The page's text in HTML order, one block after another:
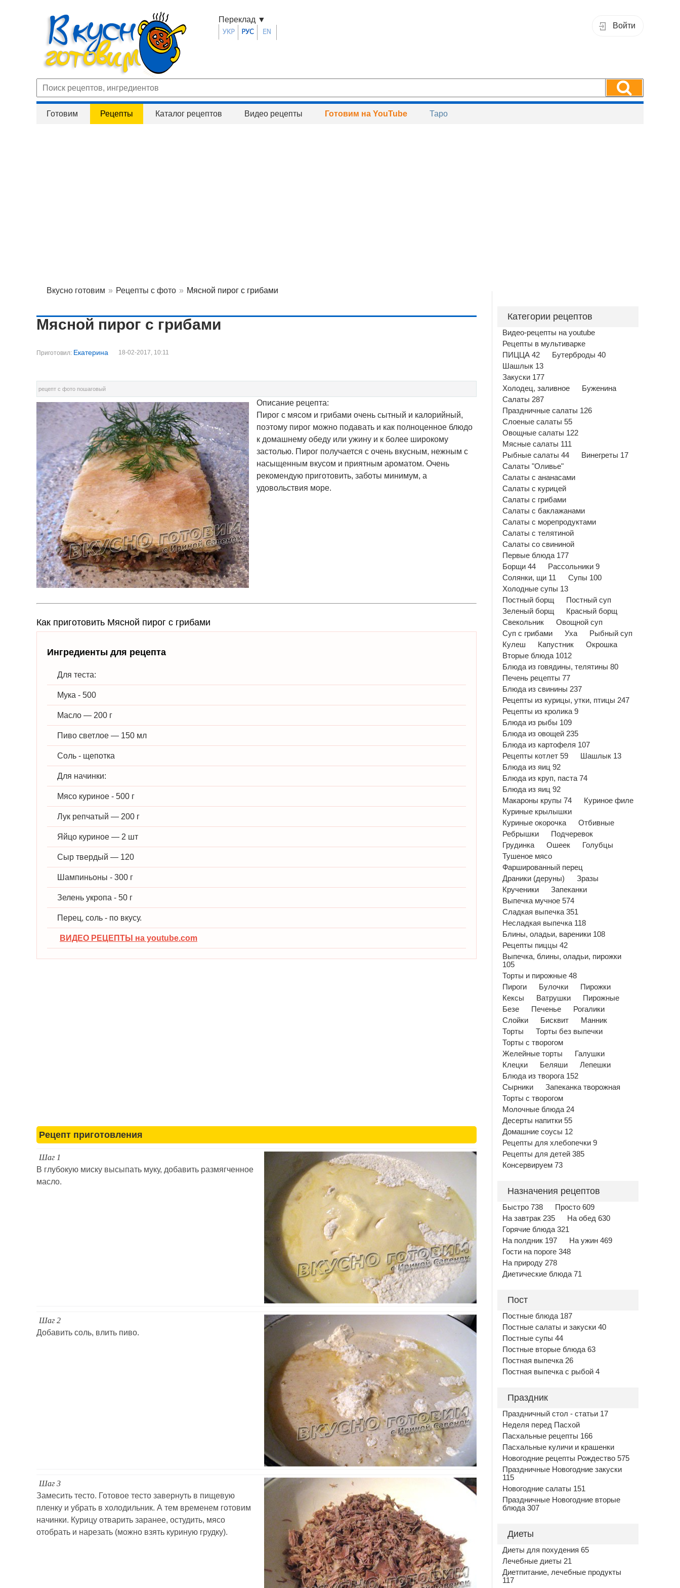
Войти
Переклад ▼
Готовим Рецепты Каталог рецептов Видео рецепты Готовим на YouTube Таро
Вкусно готовим » Рецепты с фото » Мясной пирог с грибами
Мясной пирог с грибами
Приготовил: Екатерина 18-02-2017, 10:11
рецепт с фото пошаговый
Описание рецепта:
Пирог с мясом и грибами очень сытный и калорийный,
поэтому пирог можно подавать и как полноценное блюдо
к домашнему обеду или ужину и к более широкому
застолью. Пирог получается с очень вкусным, нежным с
насыщенным вкусом и приятным ароматом. Очень
рекомендую приготовить, заботы минимум, а
удовольствия море.
Как приготовить Мясной пирог с грибами
Ингредиенты для рецепта
Для теста:
Мука - 500
Масло — 200 г
Пиво светлое — 150 мл
Соль - щепотка
Для начинки:
Мясо куриное - 500 г
Лук репчатый — 200 г
Яйцо куриное — 2 шт
Сыр твердый — 120
Шампиньоны - 300 г
Зелень укропа - 50 г
Перец, соль - по вкусу.
ВИДЕО РЕЦЕПТЫ на youtube.com
Рецепт приготовления
Шаг 1
В глубокую миску высыпать муку, добавить размягченное
масло.
Шаг 2
Добавить соль, влить пиво.
Шаг 3
Замесить тесто. Готовое тесто завернуть в пищевую
пленку и убрать в холодильник. А тем временем готовим
начинки. Курицу отварить заранее, остудить, мясо
отобрать и нарезать (можно взять куриную грудку).
Категории рецептов
Видео-рецепты на youtube
Рецепты в мультиварке
ПИЦЦА 42
Бутерброды 40
Шашлык 13
Закуски 177
Холодец, заливное
Буженина
Салаты 287
Праздничные салаты 126
Слоеные салаты 55
Овощные салаты 122
Мясные салаты 111
Рыбные салаты 44
Винегреты 17
Салаты "Оливье"
Салаты с ананасами
Салаты с курицей
Салаты с грибами
Салаты с баклажанами
Салаты с морепродуктами
Салаты с телятиной
Салаты со свининой
Первые блюда 177
Борщи 44
Рассольники 9
Солянки, щи 11
Супы 100
Холодные супы 13
Постный борщ
Постный суп
Зеленый борщ
Красный борщ
Свекольник
Овощной суп
Суп с грибами
Уха
Рыбный суп
Кулеш
Капустник
Окрошка
Вторые блюда 1012
Блюда из говядины, телятины 80
Печень рецепты 77
Блюда из свинины 237
Рецепты из курицы, утки, птицы 247
Рецепты из кролика 9
Блюда из рыбы 109
Блюда из овощей 235
Блюда из картофеля 107
Рецепты котлет 59
Шашлык 13
Блюда из яиц 92
Блюда из круп, паста 74
Блюда из яиц 92
Макароны крупы 74
Куриное филе
Куриные крылышки
Куриные окорочка
Отбивные
Ребрышки
Подчеревок
Грудинка
Ошеек
Голубцы
Тушеное мясо
Фаршированный перец
Драники (деруны)
Зразы
Крученики
Запеканки
Выпечка мучное 574
Сладкая выпечка 351
Несладкая выпечка 118
Блины, оладьи, вареники 108
Рецепты пиццы 42
Выпечка, блины, оладьи, пирожки
105
Торты и пирожные 48
Пироги
Булочки
Пирожки
Кексы
Ватрушки
Пирожные
Безе
Печенье
Рогалики
Слойки
Бисквит
Манник
Торты
Торты без выпечки
Торты с творогом
Желейные торты
Галушки
Клецки
Беляши
Лепешки
Блюда из творога 152
Сырники
Запеканка творожная
Торты с творогом
Молочные блюда 24
Десерты напитки 55
Домашние соусы 12
Рецепты для хлебопечки 9
Рецепты для детей 385
Консервируем 73
Назначения рецептов
Быстро 738
Просто 609
На завтрак 235
На обед 630
Горячие блюда 321
На полдник 197
На ужин 469
Гости на пороге 348
На природу 278
Диетические блюда 71
Пост
Постные блюда 187
Постные салаты и закуски 40
Постные супы 44
Постные вторые блюда 63
Постная выпечка 26
Постная выпечка с рыбой 4
Праздник
Праздничный стол - статьи 17
Неделя перед Пасхой
Пасхальные рецепты 166
Пасхальные куличи и крашенки
Новогодние рецепты Рождество 575
Праздничные Новогодние закуски
115
Новогодние салаты 151
Праздничные Новогодние вторые
блюда 307
Диеты
Диеты для похудения 65
Лечебные диеты 21
Диетпитание, лечебные продукты
117